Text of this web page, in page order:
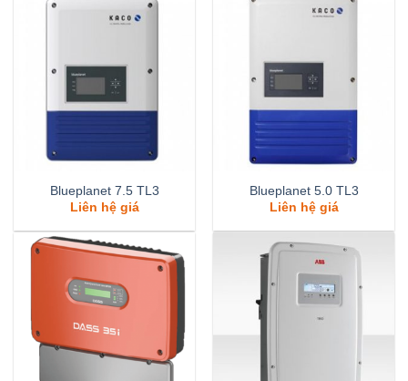
Blueplanet 7.5 TL3
Liên hệ giá
Blueplanet 5.0 TL3
Liên hệ giá